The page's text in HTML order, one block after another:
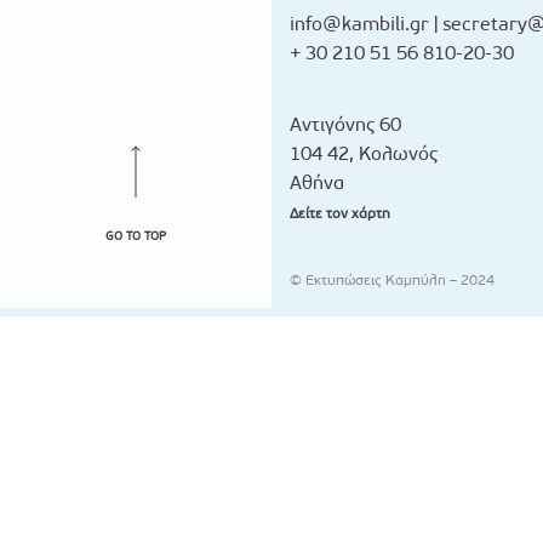
GO TO TOP
info@kambili.gr |
+ 30 210 51 56 810-20-30
Αντιγόνης 60
104 42, Κολωνός
Αθήνα
Δείτε τον χάρτη
© Εκτυπώσεις Καμπύλη – 2024